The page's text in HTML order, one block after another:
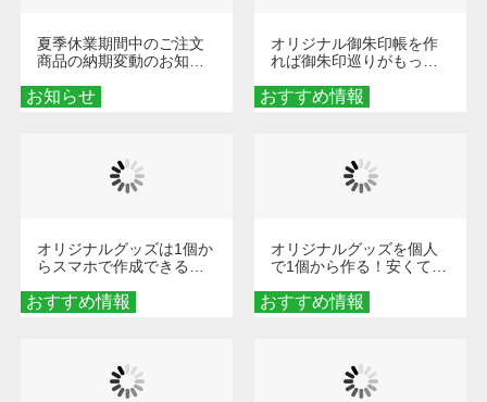
お知らせ
夏季休業期間中のご注文
商品の納期変動のお知ら
おすすめ情報
オリジナル御朱印帳を作
れば御朱印巡りがもっと
ダーメイドする魅力と選
び方
おすすめ情報
オリジナルグッズは1個か
らスマホで作成できる！
くなる巾着＆ポーチ活用
術
おすすめ情報
オリジナルグッズを個人
で1個から作る！安くて簡
秘訣